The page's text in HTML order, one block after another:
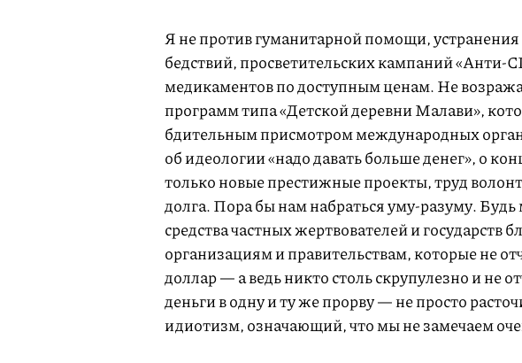
Я не против гуманитарной помощи,
бедствий, просветительских кампаний
медикаментов по доступным ценам. Не
программ типа «Детской деревни Малави»,
бдительным присмотром международных
об идеологии «надо давать больше денег», о
только новые престижные проекты, труд
долга. Пора бы нам набраться уму-разуму.
средства частных жертвователей и государств
организациям и правительствам, которые не
доллар — а ведь никто столь скрупулезно и не
деньги в одну и ту же прорву — не просто
идиотизм, означающий, что мы не замечаем